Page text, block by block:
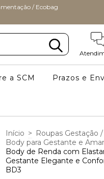
/ Ecobag
a SCM Prazos e
Início > Roupas Gestação
Body para Gestante e
Body de Renda com
Gestante Elegante e
BD3